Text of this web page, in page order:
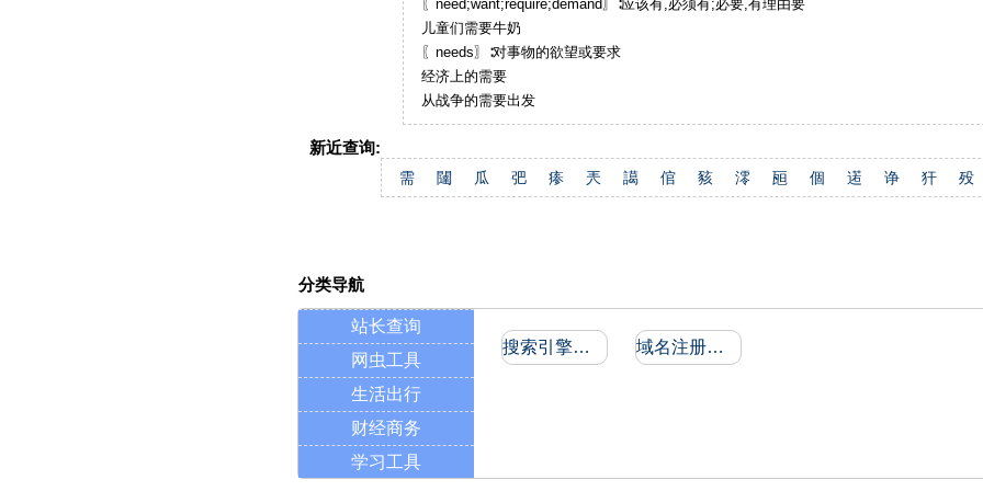
〖need;want;require;demand〗∶应该有,必须有;必要,有理由要
儿童们需要牛奶
〖needs〗∶对事物的欲望或要求
经济上的需要
从战争的需要出发
新近查询:
需 闥 瓜 弝 瘆 兲 譪 倌 豥 澪 瓸 個 逽 诤 犴 殁
分类导航
站长查询
网虫工具
生活出行
财经商务
学习工具
搜索引擎收录和反向链接 域名注册信息